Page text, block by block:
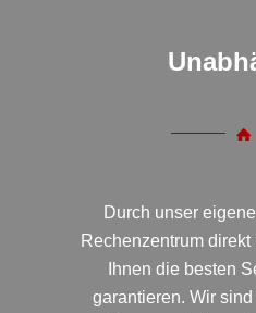
Durch unser
Rechenzentrum
Ihnen die besten
garantieren. Wir